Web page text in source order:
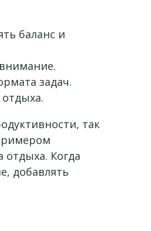
баланс и
задач.
так
Когда
добавлять